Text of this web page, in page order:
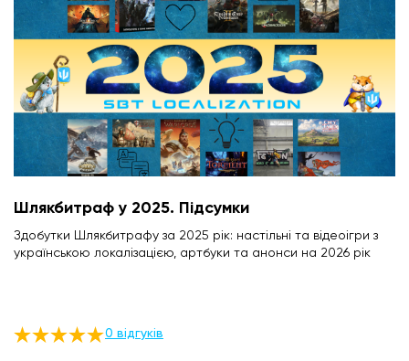
Шлякбитраф у 2025. Підсумки
Здобутки Шлякбитрафу за 2025 рік: настільні та відеоігри з
українською локалізацією, артбуки та анонси на 2026 рік
0 відгуків